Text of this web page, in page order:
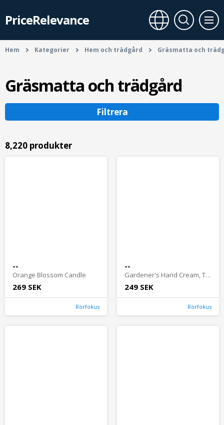
PriceRelevance
Hem Kategorier Hem och trädgård Gräsmatta och
Gräsmatta och trädgård
Filtrera
8,220 produkter
--
Orange Blossom Candle
269 SEK
Rörfokus
--
Gardener's Hand Cream, The Fig Tree, 20ml
249 SEK
Rörfokus